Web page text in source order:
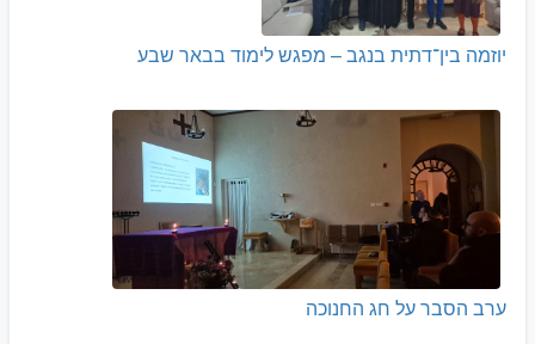
יוזמה בין־דתית בנגב – מפגש לימוד בבאר שבע
ערב הסבר על חג החנוכה